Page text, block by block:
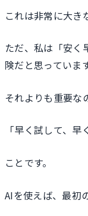
これは非常に大き
ただ、私は「安く
険だと思っています
それよりも重要な
「早く試して、早
ことです。
AIを使えば、最初